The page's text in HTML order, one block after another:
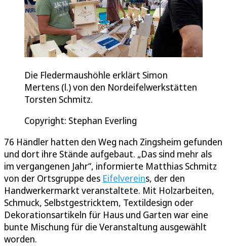
Die Fledermaushöhle erklärt Simon
Mertens (l.) von den Nordeifelwerkstätten
Torsten Schmitz.
Copyright: Stephan Everling
76 Händler hatten den Weg nach Zingsheim gefunden
und dort ihre Stände aufgebaut. „Das sind mehr als
im vergangenen Jahr“, informierte Matthias Schmitz
von der Ortsgruppe des Eifelvereins, der den
Handwerkermarkt veranstaltete. Mit Holzarbeiten,
Schmuck, Selbstgestricktem, Textildesign oder
Dekorationsartikeln für Haus und Garten war eine
bunte Mischung für die Veranstaltung ausgewählt
worden.